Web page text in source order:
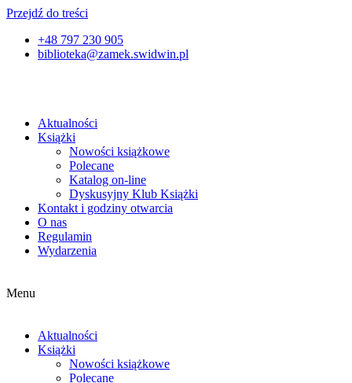
Przejdź do treści
+48 797 230 905
biblioteka@zamek.swidwin.pl
Aktualności
Książki
Nowości książkowe
Polecane
Katalog on-line
Dyskusyjny Klub Książki
Kontakt i godziny otwarcia
O nas
Regulamin
Wydarzenia
Menu
Aktualności
Książki
Nowości książkowe
Polecane